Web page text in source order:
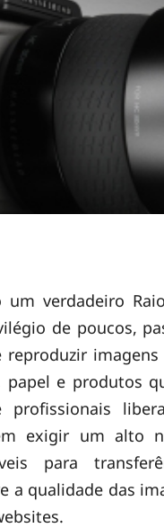
verdadeiro
de poucos,
imagens
e produtos
exigir um alto
para
a qualidade das